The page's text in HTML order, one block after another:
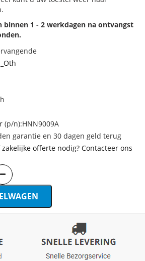
1 - 2 werkdagen na ontvangst
(p/n):HNN9009A
garantie en 30 dagen geld terug
offerte nodig? Contacteer ons